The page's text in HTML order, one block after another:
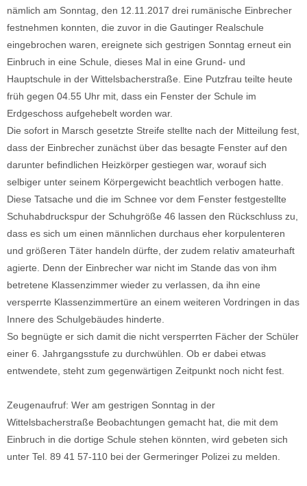
nämlich am Sonntag, den 12.11.2017 drei rumänische Einbrecher
festnehmen konnten, die zuvor in die Gautinger Realschule
eingebrochen waren, ereignete sich gestrigen Sonntag erneut ein
Einbruch in eine Schule, dieses Mal in eine Grund- und
Hauptschule in der Wittelsbacherstraße. Eine Putzfrau teilte heute
früh gegen 04.55 Uhr mit, dass ein Fenster der Schule im
Erdgeschoss aufgehebelt worden war.
Die sofort in Marsch gesetzte Streife stellte nach der Mitteilung fest,
dass der Einbrecher zunächst über das besagte Fenster auf den
darunter befindlichen Heizkörper gestiegen war, worauf sich
selbiger unter seinem Körpergewicht beachtlich verbogen hatte.
Diese Tatsache und die im Schnee vor dem Fenster festgestellte
Schuhabdruckspur der Schuhgröße 46 lassen den Rückschluss zu,
dass es sich um einen männlichen durchaus eher korpulenteren
und größeren Täter handeln dürfte, der zudem relativ amateurhaft
agierte. Denn der Einbrecher war nicht im Stande das von ihm
betretene Klassenzimmer wieder zu verlassen, da ihn eine
versperrte Klassenzimmertüre an einem weiteren Vordringen in das
Innere des Schulgebäudes hinderte.
So begnügte er sich damit die nicht versperrten Fächer der Schüler
einer 6. Jahrgangsstufe zu durchwühlen. Ob er dabei etwas
entwendete, steht zum gegenwärtigen Zeitpunkt noch nicht fest.
Zeugenaufruf: Wer am gestrigen Sonntag in der
Wittelsbacherstraße Beobachtungen gemacht hat, die mit dem
Einbruch in die dortige Schule stehen könnten, wird gebeten sich
unter Tel. 89 41 57-110 bei der Germeringer Polizei zu melden.